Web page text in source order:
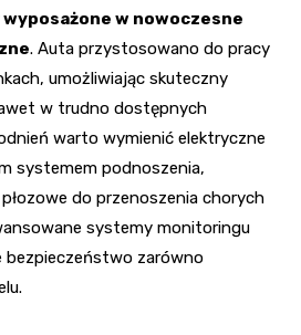
wyposażone w nowoczesne
. Auta przystosowano do pracy
umożliwiając skuteczny
w trudno dostępnych
warto wymienić elektryczne
systemem podnoszenia,
do przenoszenia chorych
systemy monitoringu
bezpieczeństwo zarówno